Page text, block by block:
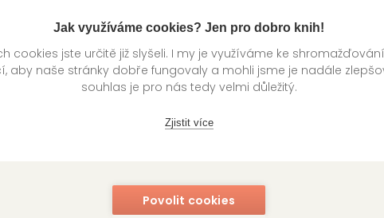
Jak využíváme cookies? Jen pro dobro knih!
cookies jste určitě již slyšeli. I my je využíváme ke
aby naše stránky dobře fungovaly a mohli jsme je nadále
souhlas je pro nás tedy velmi důležitý.
Zjistit více
Povolit cookies